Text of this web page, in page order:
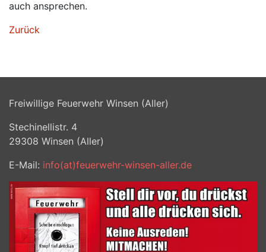
auch ansprechen.
Zurück
Freiwillige Feuerwehr Winsen (Aller)
Stechinellistr. 4
29308 Winsen (Aller)
E-Mail: info(at)feuerwehr-winsen-aller.de